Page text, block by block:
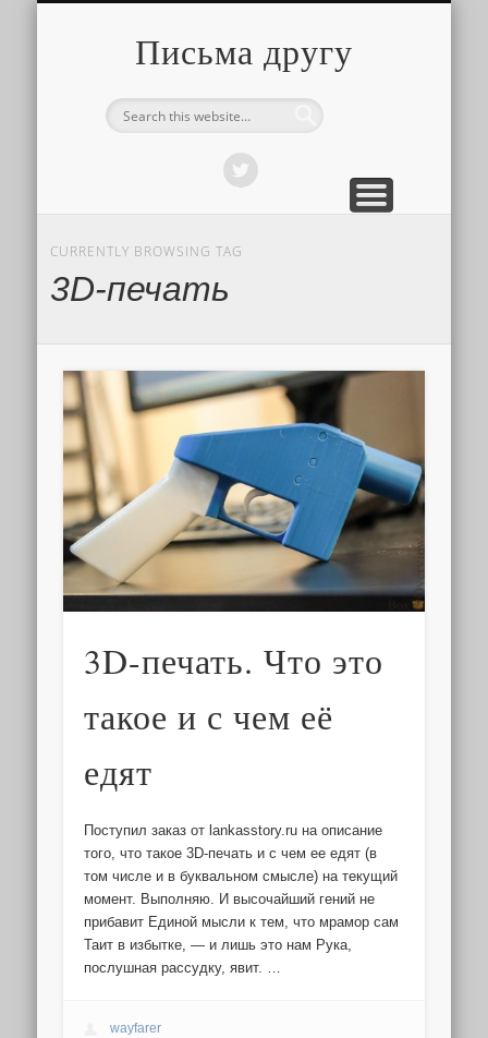
Письма другу
CURRENTLY BROWSING TAG
3D-печать
3D-печать. Что это
такое и с чем её
едят
Поступил заказ от lankasstory.ru на описание
того, что такое 3D-печать и с чем ее едят (в
том числе и в буквальном смысле) на текущий
момент. Выполняю. И высочайший гений не
прибавит Единой мысли к тем, что мрамор сам
Таит в избытке, — и лишь это нам Рука,
послушная рассудку, явит. …
wayfarer